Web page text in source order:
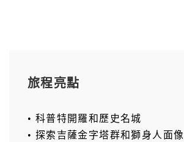
旅程亮點
• 科普特開羅和歷史名城
• 探索吉薩金字塔群和獅身人面像